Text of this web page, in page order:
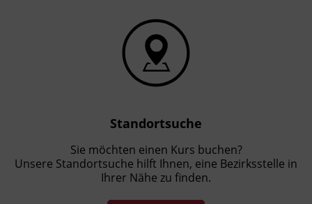
Standortsuche
Sie möchten einen Kurs buchen?
Unsere Standortsuche hilft Ihnen, eine Bezirksstelle in
Ihrer Nähe zu finden.